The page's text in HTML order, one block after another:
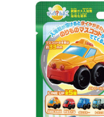
沐浴及如厠訓練用品
嬰兒及兒童汽車座椅
尿片及濕紙巾
餵哺及嬰兒食品